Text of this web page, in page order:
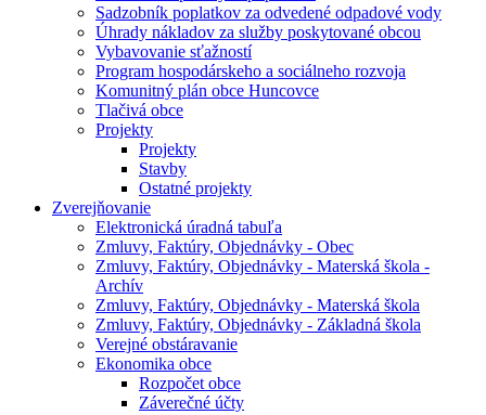
Sadzobník poplatkov za odvedené odpadové vody
Úhrady nákladov za služby poskytované obcou
Vybavovanie sťažností
Program hospodárskeho a sociálneho rozvoja
Komunitný plán obce Huncovce
Tlačivá obce
Projekty
Projekty
Stavby
Ostatné projekty
Zverejňovanie
Elektronická úradná tabuľa
Zmluvy, Faktúry, Objednávky - Obec
Zmluvy, Faktúry, Objednávky - Materská škola -
Archív
Zmluvy, Faktúry, Objednávky - Materská škola
Zmluvy, Faktúry, Objednávky - Základná škola
Verejné obstáravanie
Ekonomika obce
Rozpočet obce
Záverečné účty